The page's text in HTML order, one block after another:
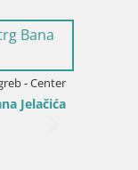
/ Jastrebarsko
Erdödy –